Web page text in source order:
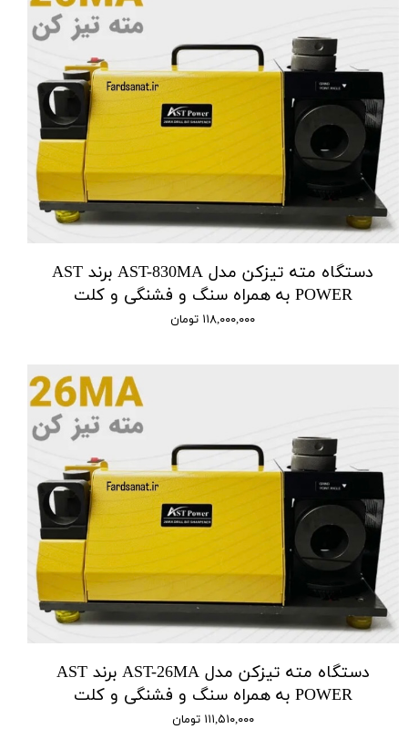
دستگاه مته تیزکن مدل AST-830MA برند AST
POWER به همراه سنگ و فشنگی و کلت
۱۱۸,۰۰۰,۰۰۰ تومان
دستگاه مته تیزکن مدل AST-26MA برند AST
POWER به همراه سنگ و فشنگی و کلت
۱۱۱,۵۱۰,۰۰۰ تومان